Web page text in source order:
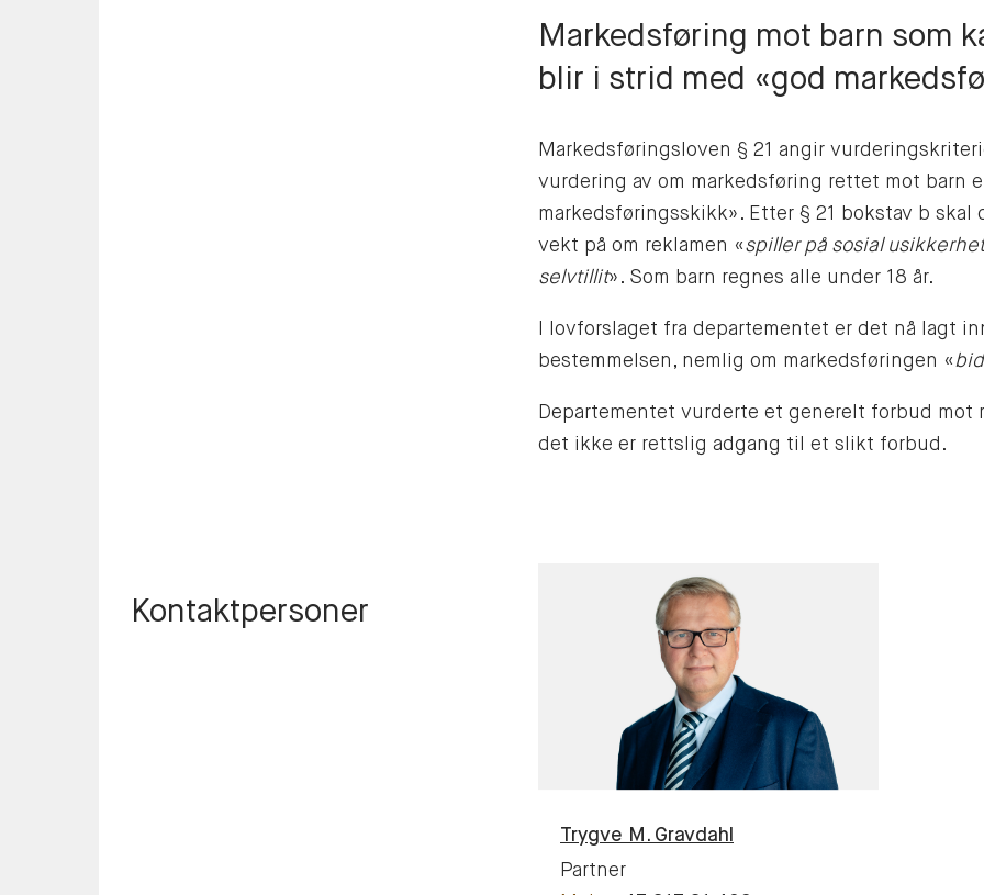
Markedsføring mot barn som
blir i strid med «god
Markedsføringsloven § 21 angir
vurdering av om markedsføring rettet mot barn
markedsføringsskikk». Etter § 21 bokstav b
vekt på om reklamen «spiller på sosial
selvtillit». Som barn regnes alle under 18 år.
I lovforslaget fra departementet er det nå lagt
bestemmelsen, nemlig om markedsføringen «
Departementet vurderte et generelt forbud mot
det ikke er rettslig adgang til et slikt forbud.
Kontaktpersoner
Trygve M. Gravdahl
Partner